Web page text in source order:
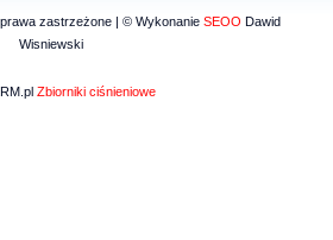
zastrzeżone | © Wykonanie SEOO Dawid
Wisniewski
Zbiorniki ciśnieniowe